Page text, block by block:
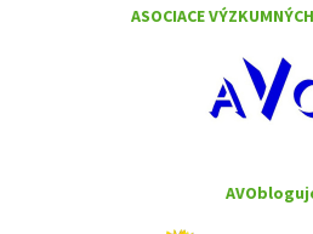
ASOCIACE